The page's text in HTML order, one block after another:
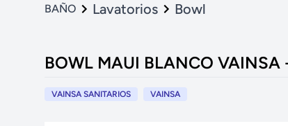
BAÑO Lavatorios Bowl
BOWL MAUI BLANCO VAINSA
VAINSA SANITARIOS VAINSA